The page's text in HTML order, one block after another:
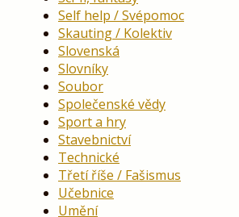
Self help / Svépomoc
Skauting / Kolektiv
Slovenská
Slovníky
Soubor
Společenské vědy
Sport a hry
Stavebnictví
Technické
Třetí říše / Fašismus
Učebnice
Umění